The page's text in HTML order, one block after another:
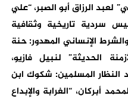
لعبد الرزاق أبو الصبر، “علي
سردية تاريخية وثقافية
الإنساني المهدور: حنة
الحديثة” لنبيل فازيو،
النظار المسلمين: شكوك ابن
أبركان، “الغرابة والإبداع